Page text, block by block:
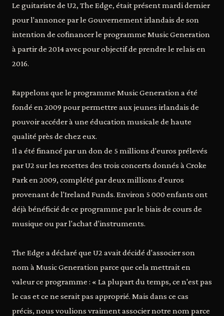
Le guitariste de U2, The Edge, était présent mardi dernier
pour l'annonce par le Gouvernement irlandais de son
intention de cofinancer le programme Music Generation
à partir de 2014 avec pour objectif de prendre le relais en
2016.
Rappelons que le programme Music Generation a été
fondé en 2009 pour permettre aux jeunes irlandais de
pouvoir accéder à une éducation musicale de haute
qualité près de chez eux.
Il a été financé par un don de 5 millions d'euros prélevés
par U2 sur les recettes des trois concerts donnés à Croke
Park en 2009, complété par deux millions d'euros
provenant de l'Ireland Funds. Environ 5 000 enfants ont
déjà bénéficié de ce programme par le biais de cours de
musique ou par l'achat d'instruments.
The Edge a déclaré que U2 avait décidé d'associer son
nom à Music Generation parce que cela mettrait en
valeur ce programme : « La plupart du temps, ce n'est pas
le cas et ce ne serait pas approprié. Mais dans ce cas
précis, nous voulions vraiment associer notre nom parce